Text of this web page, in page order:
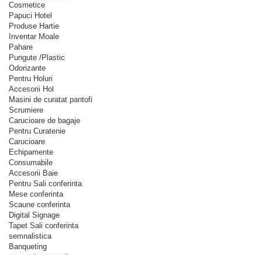
Cosmetice
Papuci Hotel
Produse Hartie
Inventar Moale
Pahare
Pungute /Plastic
Odorizante
Pentru Holuri
Accesorii Hol
Masini de curatat pantofi
Scrumiere
Carucioare de bagaje
Pentru Curatenie
Carucioare
Echipamente
Consumabile
Accesorii Baie
Pentru Sali conferinta
Mese conferinta
Scaune conferinta
Digital Signage
Tapet Sali conferinta
semnalistica
Banqueting